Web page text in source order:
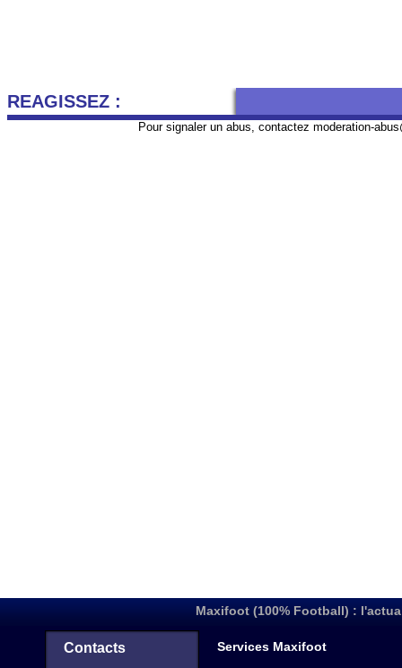
REAGISSEZ :
Pour signaler un abus, contactez moderation-
Maxifoot (100% Football) :
Contacts Services Maxifoot